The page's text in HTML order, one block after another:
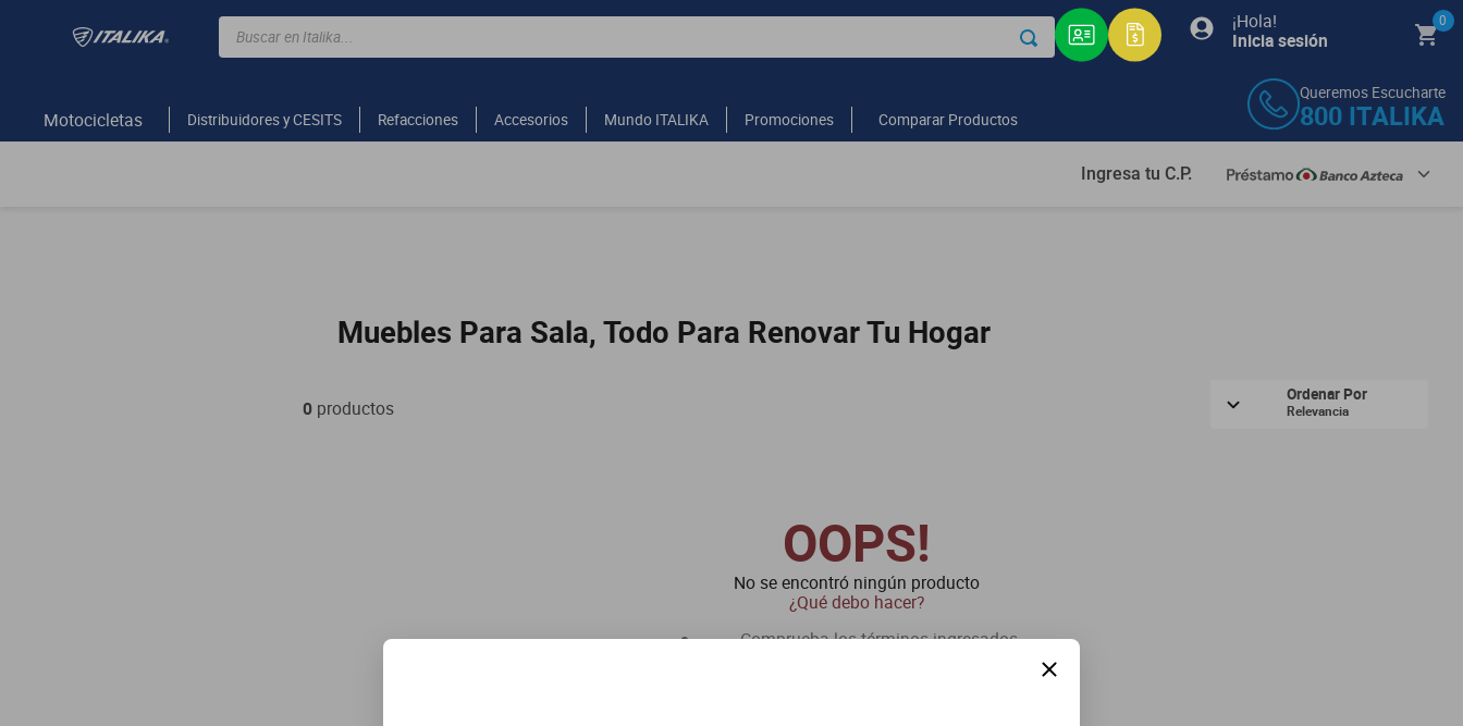
Buscar en Italika...
¡Hola!
Inicia sesión
0
Motocicletas Distribuidores y CESITS Refacciones Accesorios Mundo ITALIKA Promociones Comparar Productos
Queremos Escucharte
800 ITALIKA
Ingresa tu C.P.
Muebles Para Sala, Todo Para Renovar Tu Hogar
0 productos
Ordenar Por
Relevancia
OOPS!
No se encontró ningún producto
¿Qué debo hacer?
Comprueba los términos ingresados
dm 300